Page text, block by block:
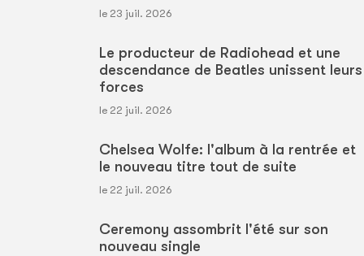
le 23 juil. 2026
Le producteur de Radiohead et une
descendance de Beatles unissent leurs
forces
le 22 juil. 2026
Chelsea Wolfe: l'album à la rentrée et
le nouveau titre tout de suite
le 22 juil. 2026
Ceremony assombrit l'été sur son
nouveau single